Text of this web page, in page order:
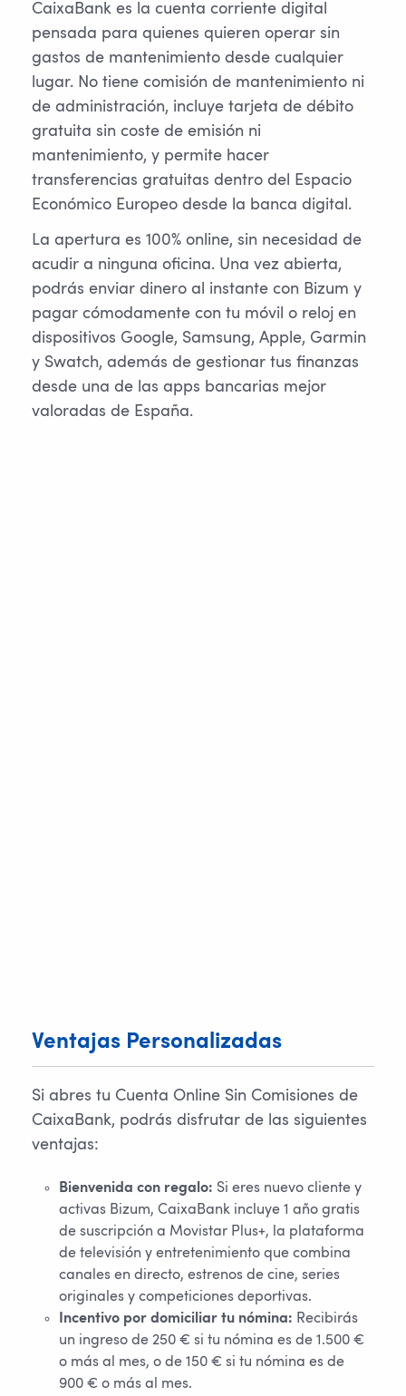
CaixaBank es la cuenta corriente digital
pensada para quienes quieren operar sin
gastos de mantenimiento desde cualquier
lugar. No tiene comisión de mantenimiento ni
de administración, incluye tarjeta de débito
gratuita sin coste de emisión ni
mantenimiento, y permite hacer
transferencias gratuitas dentro del Espacio
Económico Europeo desde la banca digital.
La apertura es 100% online, sin necesidad de
acudir a ninguna oficina. Una vez abierta,
podrás enviar dinero al instante con Bizum y
pagar cómodamente con tu móvil o reloj en
dispositivos Google, Samsung, Apple, Garmin
y Swatch, además de gestionar tus finanzas
desde una de las apps bancarias mejor
valoradas de España.
Ventajas Personalizadas
Si abres tu Cuenta Online Sin Comisiones de
CaixaBank, podrás disfrutar de las siguientes
ventajas:
Bienvenida con regalo: Si eres nuevo cliente y
activas Bizum, CaixaBank incluye 1 año gratis
de suscripción a Movistar Plus+, la plataforma
de televisión y entretenimiento que combina
canales en directo, estrenos de cine, series
originales y competiciones deportivas.
Incentivo por domiciliar tu nómina: Recibirás
un ingreso de 250 € si tu nómina es de 1.500 €
o más al mes, o de 150 € si tu nómina es de
900 € o más al mes.